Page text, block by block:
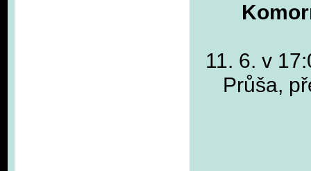
11. 6. v
Průša,